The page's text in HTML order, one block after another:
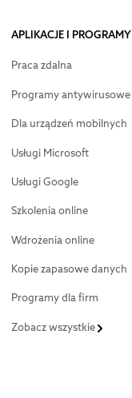
APLIKACJE I PROGRAMY
Praca zdalna
Programy antywirusowe
Dla urządzeń mobilnych
Usługi Microsoft
Usługi Google
Szkolenia online
Wdrożenia online
Kopie zapasowe danych
Programy dla firm
Zobacz wszystkie